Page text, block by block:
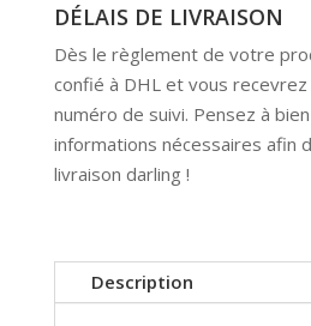
DÉLAIS DE LIVRAISON
Dès le règlement de votre
confié à DHL et vous
numéro de suivi. Pensez à
informations nécessaires afin
livraison darling !
Description